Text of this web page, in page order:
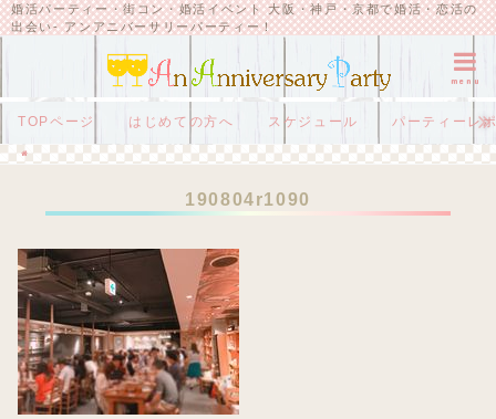
婚活パーティー・街コン・婚活イベント 大阪・神戸・京都で婚活・恋活の
出会い- アンアニバーサリーパーティー！
menu
TOPページ はじめての方へ スケジュール パーティーレ
HOME 190804r1090
190804r1090